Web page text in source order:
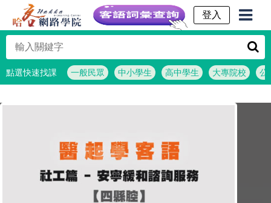
客語詞彙查詢
點選快速找課 一般民眾 中小學生 高中學生 大專院校 公